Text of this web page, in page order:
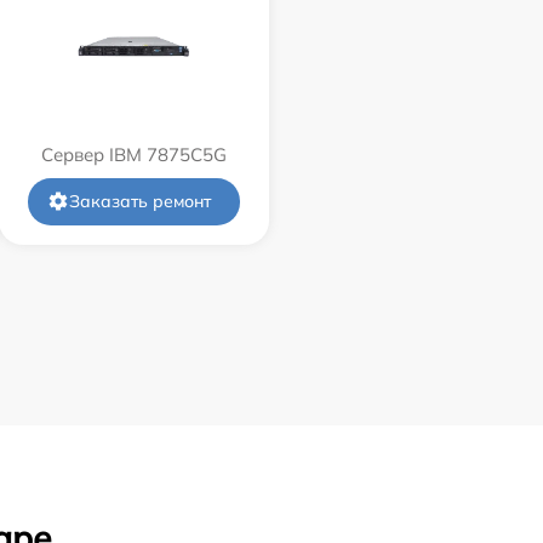
Сервер IBM 7875C5G
Заказать ремонт